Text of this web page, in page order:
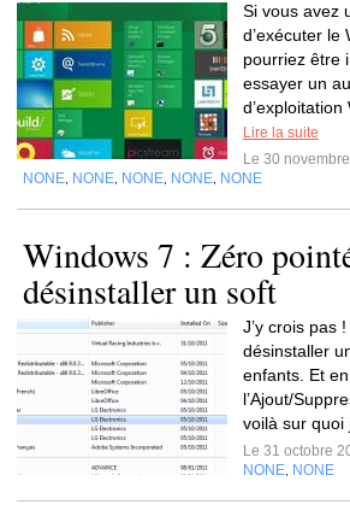
Si vous avez
d’exécuter le
pourriez être
essayer un
d’exploitation
Lire la suite
Le 30
NONE NONE NONE NONE NONE
Windows 7 : Zéro
désinstaller un soft
J’y crois pas
désinstaller
enfants. Et
l’Ajout/
voilà sur quoi
Le 31 octobre
NONE NONE